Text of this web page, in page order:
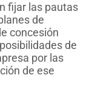
fijar las pautas
de
concesión
de
por las
de ese